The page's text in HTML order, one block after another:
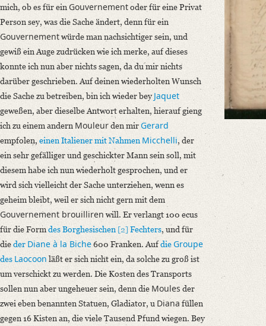
mich, ob es für ein Gouvernementoder für eine Privat
Person sey, was die Sache ändert, denn für ein
Gouvernementwürde man nachsichtiger sein, und
gewiß ein Auge zudrücken wie ich merke, auf dieses
konnte ich nun aber nichts sagen, da du mir nichts
darüber geschrieben. Auf deinen wiederholten Wunsch
die Sache zu betreiben, bin ich wieder beyJaquet
geweßen, aber dieselbe Antwort erhalten, hierauf gieng
ich zu einem andern Mouleurden mirGerard
empfolen, einen Italiener mit Nahmen Micchelli, der
ein sehr gefälliger und geschickter Mann sein soll, mit
diesem habe ich nun wiederholt gesprochen, und er
wird sich vielleicht der Sache unterziehen, wenn es
geheim bleibt, weil er sich nicht gern mit dem
Gouvernement brouilliren will. Er verlangt 100 ecus
für die Formdes Borghesischen [2]Fechters, und für
dieder Diane à la Biche600 Franken. AufdieGroupe
des Laocoon läßt er sich nicht ein, da solche zu groß ist
um verschickt zu werden. Die Kosten des Transports
sollen nun aber ungeheuer sein, denn die Moules der
zwei eben benannten Statuen, Gladiator, u Dianafüllen
gegen 16 Kisten an, die viele Tausend Pfund wiegen. Bey